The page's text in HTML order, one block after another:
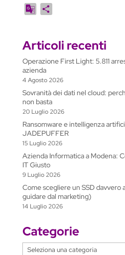
o
p
L
n
k
a
c
b
o
o
k
s
p
e
d
I
l
G
g
e
T
r
a
n
s
l
a
t
e
d
i
i
d
i
Articoli recenti
Operazione First Light: 5.811
azienda
4 Agosto 2026
Sovranità dei dati nel cloud:
non basta
20 Luglio 2026
Ransomware e intelligenza
JADEPUFFER
15 Luglio 2026
Azienda Informatica a Modena:
IT Giusto
9 Luglio 2026
Come scegliere un SSD davvero
guidare dal marketing)
14 Luglio 2026
Categorie
Categorie